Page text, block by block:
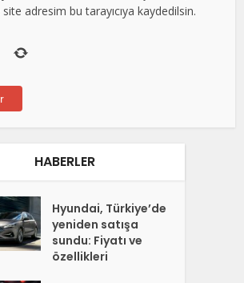
adresim bu tarayıcıya kaydedilsin.
HABERLER
Hyundai, Türkiye’de
yeniden satışa
sundu: Fiyatı ve
özellikleri